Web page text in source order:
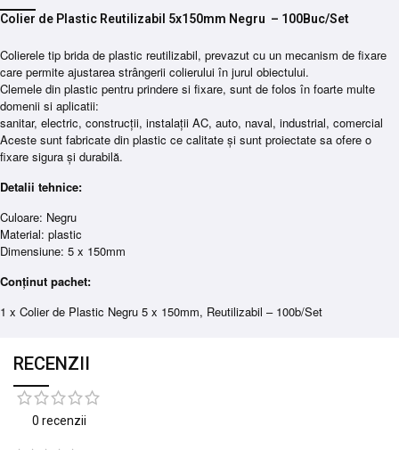
Colier de Plastic Reutilizabil 5x150mm Negru – 100Buc/Set
Colierele tip brida de plastic reutilizabil, prevazut cu un mecanism de fixare
care permite ajustarea strângerii colierului în jurul obiectului.
Clemele din plastic pentru prindere si fixare, sunt de folos în foarte multe
domenii si aplicatii:
sanitar, electric, construcții, instalații AC, auto, naval, industrial, comercial
Aceste sunt fabricate din plastic ce calitate și sunt proiectate sa ofere o
fixare sigura și durabilă.
Detalii tehnice:
Culoare: Negru
Material: plastic
Dimensiune: 5 x 150mm
Conținut pachet:
1 x Colier de Plastic Negru 5 x 150mm, Reutilizabil – 100b/Set
RECENZII
0 recenzii